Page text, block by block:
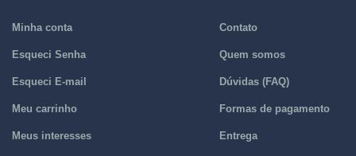
Minha conta
Esqueci Senha
Esqueci E-mail
Meu carrinho
Meus interesses
Contato
Quem somos
Dúvidas (FAQ)
Formas de pagamento
Entrega